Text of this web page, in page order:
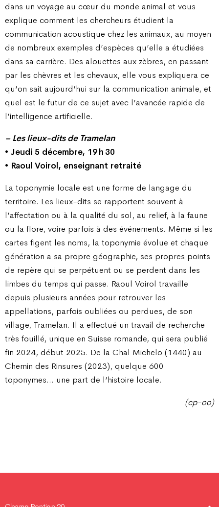
dans un voyage au cœur du monde animal et vous
explique comment les chercheurs étudient la
communication acoustique chez les animaux, au moyen
de nombreux exemples d’espèces qu’elle a étudiées
dans sa carrière. Des alouettes aux zèbres, en passant
par les chèvres et les chevaux, elle vous expliquera ce
qu’on sait aujourd’hui sur la communication animale, et
quel est le futur de ce sujet avec l’avancée rapide de
l’intelligence artificielle.
– Les lieux-dits de Tramelan
• Jeudi 5 décembre, 19 h 30
• Raoul Voirol, enseignant retraité
La toponymie locale est une forme de langage du
territoire. Les lieux-dits se rapportent souvent à
l’affectation ou à la qualité du sol, au relief, à la faune
ou la flore, voire parfois à des événements. Même si les
cartes figent les noms, la toponymie évolue et chaque
génération a sa propre géographie, ses propres points
de repère qui se perpétuent ou se perdent dans les
limbes du temps qui passe. Raoul Voirol travaille
depuis plusieurs années pour retrouver les
appellations, parfois oubliées ou perdues, de son
village, Tramelan. Il a effectué un travail de recherche
très fouillé, unique en Suisse romande, qui sera publié
fin 2024, début 2025. De la Chal Michelo (1440) au
Chemin des Rinsures (2023), quelque 600
toponymes… une part de l’histoire locale.
(cp-oo)